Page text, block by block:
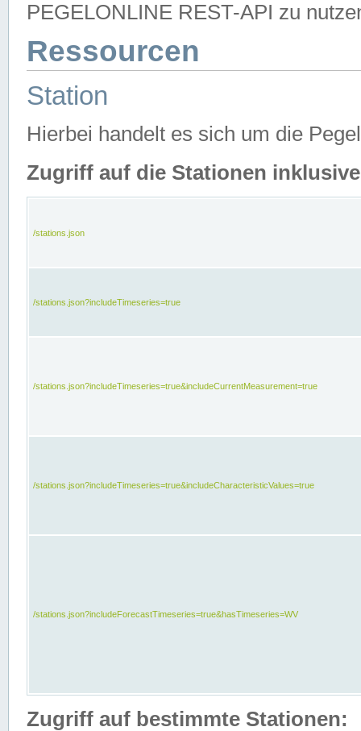
PEGELONLINE REST-API zu
Ressourcen
Station
Hierbei handelt es sich um die
Zugriff auf die Stationen
/stations.json
/stations.json?includeTimeseries=true
/stations.json?includeTimeseries=true&includeCurrentMeasurement=true
/stations.json?includeTimeseries=true&includeCharacteristicValues=true
/stations.json?includeForecastTimeseries=true&hasTimeseries=WV
Zugriff auf bestimmte Stationen: